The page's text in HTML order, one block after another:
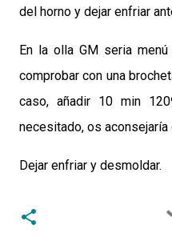
del horno y dejar enfriar
En la olla GM seria
comprobar con una
caso, añadir 10 min
necesitado, os
Dejar enfriar y desmoldar.